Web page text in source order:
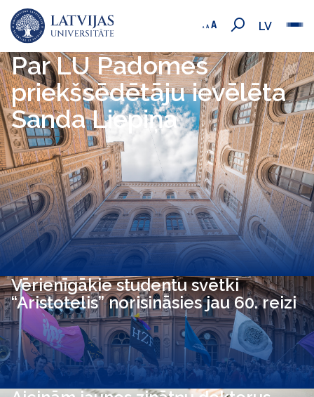
LV
Par LU Padomes
priekšsēdētāju ievēlēta
Sanda Liepiņa
Vērienīgākie studentu svētki
“Aristotelis” norisināsies jau 60. reizi